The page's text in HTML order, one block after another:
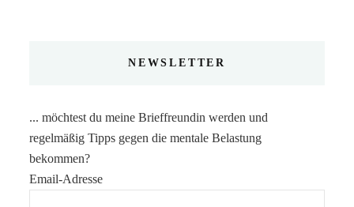
NEWSLETTER
... möchtest du meine Brieffreundin werden und
regelmäßig Tipps gegen die mentale Belastung
bekommen?
Email-Adresse